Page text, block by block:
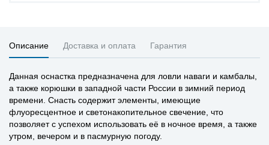
Описание Доставка и оплата Гарантия
Данная оснастка предназначена для ловли наваги и камбалы,
а также корюшки в западной части России в зимний период
времени. Снасть содержит элементы, имеющие
флуоресцентное и светонакопительное свечение, что
позволяет с успехом использовать её в ночное время, а также
утром, вечером и в пасмурную погоду.